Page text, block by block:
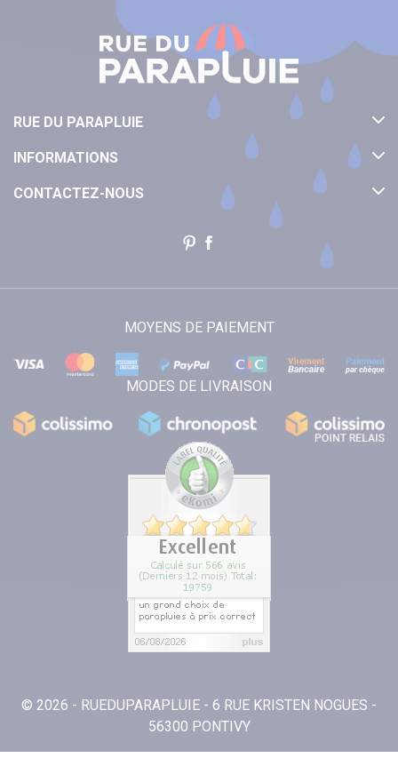
RUE DU PARAPLUIE
INFORMATIONS
CONTACTEZ-NOUS
MOYENS DE PAIEMENT
MODES DE LIVRAISON
© 2026 - RUEDUPARAPLUIE - 6 RUE KRISTEN NOGUES -
56300 PONTIVY